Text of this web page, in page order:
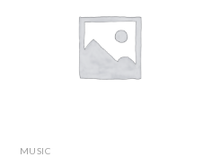
MUSIC